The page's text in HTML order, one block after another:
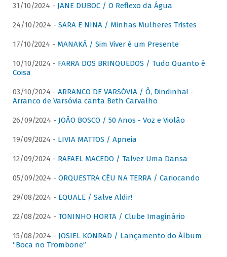
31/10/2024 - JANE DUBOC / O Reflexo da Água
24/10/2024 - SARA E NINA / Minhas Mulheres Tristes
17/10/2024 - MANAKÁ / Sim Viver é um Presente
10/10/2024 - FARRA DOS BRINQUEDOS / Tudo Quanto é
Coisa
03/10/2024 - ARRANCO DE VARSÓVIA / Ô, Dindinha! -
Arranco de Varsóvia canta Beth Carvalho
26/09/2024 - JOÃO BOSCO / 50 Anos - Voz e Violão
19/09/2024 - LIVIA MATTOS / Apneia
12/09/2024 - RAFAEL MACEDO / Talvez Uma Dansa
05/09/2024 - ORQUESTRA CÉU NA TERRA / Cariocando
29/08/2024 - EQUALE / Salve Aldir!
22/08/2024 - TONINHO HORTA / Clube Imaginário
15/08/2024 - JOSIEL KONRAD / Lançamento do Álbum
“Boca no Trombone”